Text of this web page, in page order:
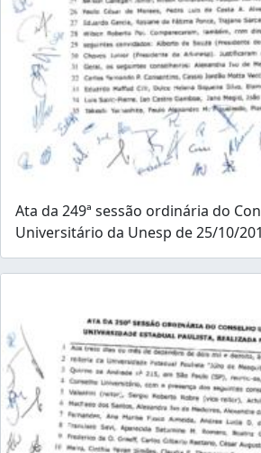
Ata da 249ª sessão ordinária do
Universitário da Unesp de 25/10/